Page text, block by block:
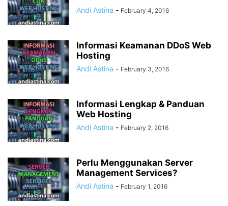
Andi Astina - February 4, 2016
Informasi Keamanan DDoS Web
Hosting
Andi Astina - February 3, 2016
Informasi Lengkap & Panduan
Web Hosting
Andi Astina - February 2, 2016
Perlu Menggunakan Server
Management Services?
Andi Astina - February 1, 2016